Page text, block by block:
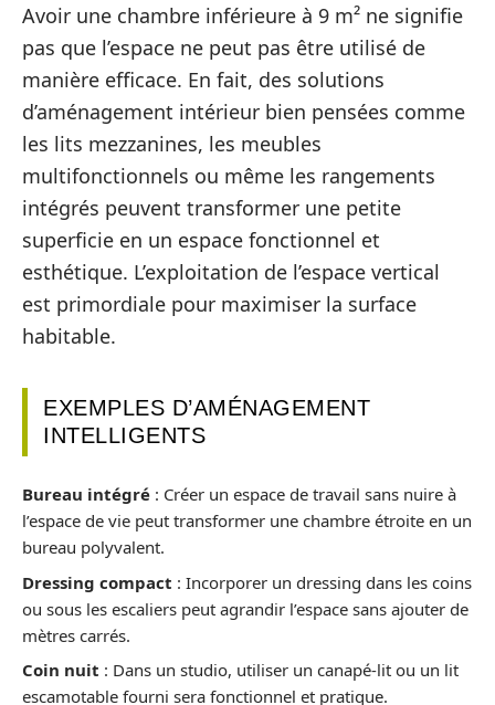
Avoir une chambre inférieure à 9 m² ne signifie
pas que l’espace ne peut pas être utilisé de
manière efficace. En fait, des solutions
d’aménagement intérieur bien pensées comme
les lits mezzanines, les meubles
multifonctionnels ou même les rangements
intégrés peuvent transformer une petite
superficie en un espace fonctionnel et
esthétique. L’exploitation de l’espace vertical
est primordiale pour maximiser la surface
habitable.
EXEMPLES D’AMÉNAGEMENT
INTELLIGENTS
Bureau intégré : Créer un espace de travail sans nuire à
l’espace de vie peut transformer une chambre étroite en un
bureau polyvalent.
Dressing compact : Incorporer un dressing dans les coins
ou sous les escaliers peut agrandir l’espace sans ajouter de
mètres carrés.
Coin nuit : Dans un studio, utiliser un canapé-lit ou un lit
escamotable fourni sera fonctionnel et pratique.